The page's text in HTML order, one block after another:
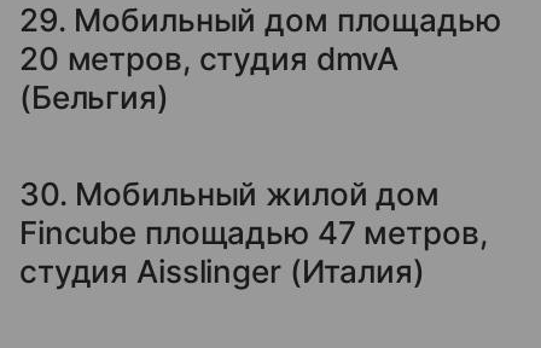
29. Мобильный дом площадью
20 метров, студия dmvA
(Бельгия)
30. Мобильный жилой дом
Fincube площадью 47 метров,
студия Aisslinger (Италия)